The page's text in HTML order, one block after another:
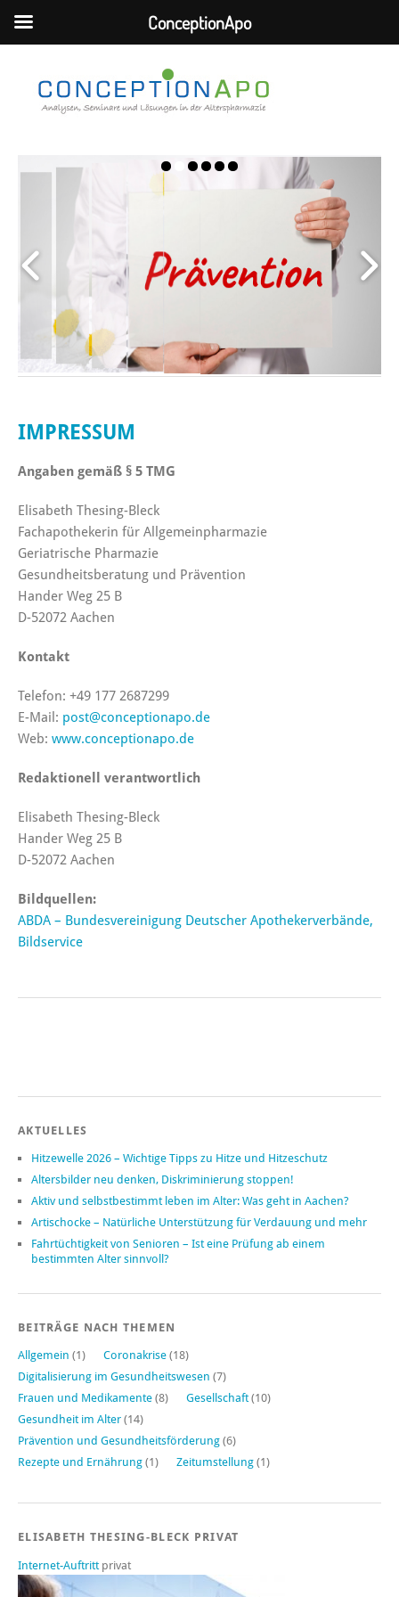
IMPRESSUM
Angaben gemäß § 5 TMG
Elisabeth Thesing-Bleck
Fachapothekerin für Allgemeinpharmazie
Geriatrische Pharmazie
Gesundheitsberatung und Prävention
Hander Weg 25 B
D-52072 Aachen
Kontakt
Telefon: +49 177 2687299
E-Mail: post@conceptionapo.de
Web: www.conceptionapo.de
Redaktionell verantwortlich
Elisabeth Thesing-Bleck
Hander Weg 25 B
D-52072 Aachen
Bildquellen:
ABDA – Bundesvereinigung Deutscher Apothekerverbände,
Bildservice
AKTUELLES
Hitzewelle 2026 – Wichtige Tipps zu Hitze und Hitzeschutz
Altersbilder neu denken, Diskriminierung stoppen!
Aktiv und selbstbestimmt leben im Alter: Was geht in Aachen?
Artischocke – Natürliche Unterstützung für Verdauung und mehr
Fahrtüchtigkeit von Senioren – Ist eine Prüfung ab einem
bestimmten Alter sinnvoll?
BEITRÄGE NACH THEMEN
Allgemein (1) Coronakrise (18)
Digitalisierung im Gesundheitswesen (7)
Frauen und Medikamente (8) Gesellschaft (10)
Gesundheit im Alter (14)
Prävention und Gesundheitsförderung (6)
Rezepte und Ernährung (1) Zeitumstellung (1)
ELISABETH THESING-BLECK PRIVAT
Internet-Auftritt privat
ConceptionApo